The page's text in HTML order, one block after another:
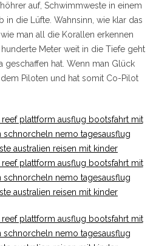
auf, Schwimmweste in einem
in die Lüfte. Wahnsinn, wie klar das
man all die Korallen erkennen
Meter weit in die Tiefe geht
geschaffen hat. Wenn man Glück
Piloten und hat somit Co-Pilot